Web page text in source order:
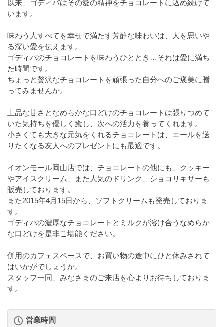
以来、ゴディバはその愛の精神をチョコレートに込め続けて
います。
味わう人すべてを幸せで満たす芳醇な味わいは、人を思いや
る深い愛を伝えます。
ゴディバのチョコレートを味わうひととき…それは愛に満ち
た時間です。
ちょっと贅沢なチョコレートを頑張った自分へのご褒美に贈
ってみませんか。
上品な甘さとなめらかな口どけのチョコレートは張りつめて
いた気持ちを優しく癒し、次への活力を養ってくれます。
小さくても大きな元気をくれるチョコレートは、エールを送
りたくなる友人へのプレゼントにも最適です。
イオンモール岡山店では、チョコレートの他にも、クッキー
やアイスクリーム、また人気のドリンク、ショコリキサーも
販売しております。
また2015年4月15日から、ソフトクリームも発売しておりま
す。
ゴディバの濃厚なチョコレートとミルクが溶け合うなめらか
な口どけを是非ご堪能ください。
併用のカフェスペースで、お買い物の途中にひと休みされて
はいかがでしょうか。
スタッフ一同、みなさまのご来店を心よりお待ちしておりま
す。
営業時間